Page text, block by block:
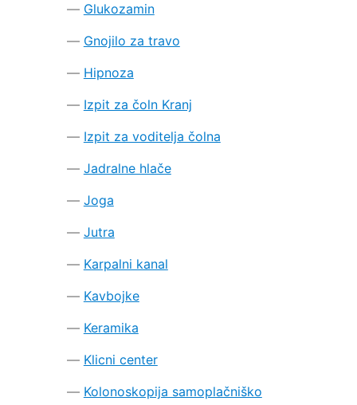
Glukozamin
Gnojilo za travo
Hipnoza
Izpit za čoln Kranj
Izpit za voditelja čolna
Jadralne hlače
Joga
Jutra
Karpalni kanal
Kavbojke
Keramika
Klicni center
Kolonoskopija samoplačniško